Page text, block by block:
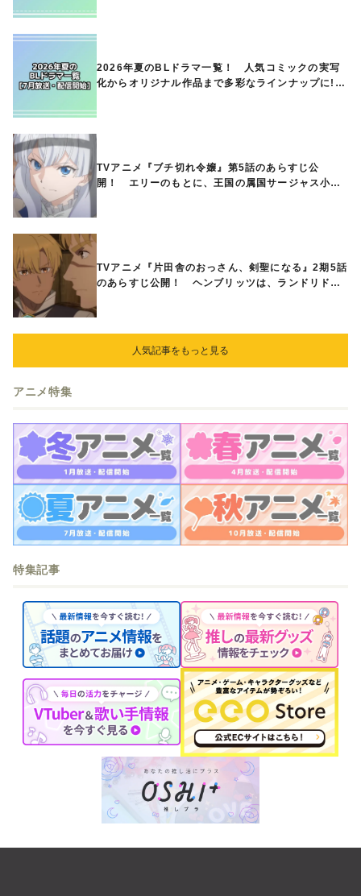
2026年夏のBLドラマ一覧！ 人気コミックの実写
化からオリジナル作品まで多彩なラインナップに!!
TVアニメ『ブチ切れ令嬢』第5話のあらすじ公
開！ エリーのもとに、王国の属国サージャス小王
TVアニメ『片田舎のおっさん、剣聖になる』2期5話
のあらすじ公開！ ヘンブリッツは、ランドリドに
人気記事をもっと見る
アニメ特集
特集記事